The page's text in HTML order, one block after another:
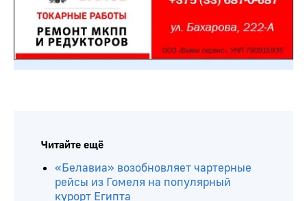
Читайте ещё
«Белавиа» возобновляет чартерные
рейсы из Гомеля на популярный
курорт Египта